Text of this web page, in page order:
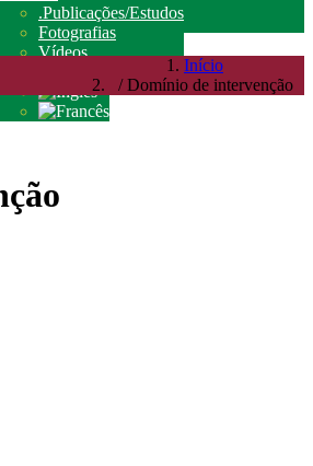
.Publicações/Estudos
Fotografias
Vídeos
Início
/ Domínio de intervenção